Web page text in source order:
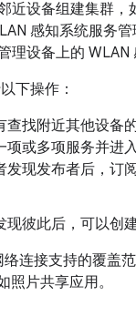
近设备组建集群
感知系统服务
设备上的 WLAN
下操作：
查找附近其他设
项或多项服务并进
发现发布者后，订
现彼此后，可以创
连接支持的覆盖
片共享应用。